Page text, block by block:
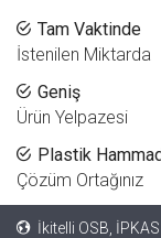
Tam Vaktinde
İstenilen Miktarda
Geniş
Ürün Yelpazesi
Plastik
Çözüm Ortağınız
İkitelli OSB,